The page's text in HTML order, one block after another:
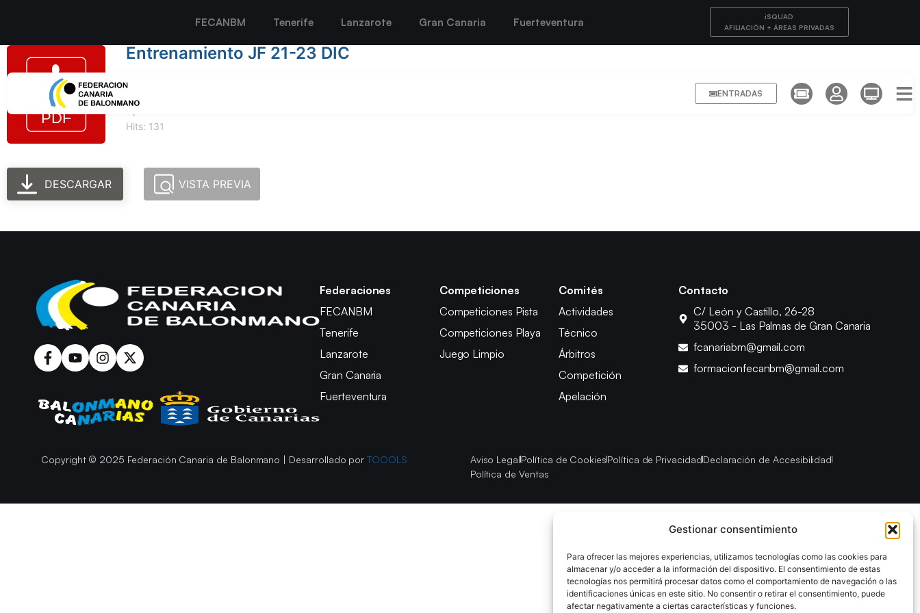
Gestionar consentimiento
Para ofrecer las mejores experiencias, utilizamos tecnologías como las cookies para
almacenar y/o acceder a la información del dispositivo. El consentimiento de estas
tecnologías nos permitirá procesar datos como el comportamiento de navegación o las
identificaciones únicas en este sitio. No consentir o retirar el consentimiento, puede
afectar negativamente a ciertas características y funciones.
FECANBM Tenerife Lanzarote Gran Canaria Fuerteventura
iSQUAD
AFILIACIÓN + ÁREAS PRIVADAS
ENTRADAS
Entrenamiento JF 21-23 DIC
Hits: 131
DESCARGAR VISTA PREVIA
Federaciones
FECANBM
Tenerife
Lanzarote
Gran Canaria
Fuerteventura
Competiciones
Competiciones Pista
Competiciones Playa
Juego Limpio
Comités
Actividades
Técnico
Árbitros
Competición
Apelación
Contacto
C/ León y Castillo, 26-28
35003 - Las Palmas de Gran Canaria
fcanariabm@gmail.com
formacionfecanbm@gmail.com
Copyright © 2025 Federación Canaria de Balonmano | Desarrollado porTOOOLS Aviso LegalPolítica de CookiesPolítica de PrivacidadDeclaración de Accesibilidad
Política de Ventas